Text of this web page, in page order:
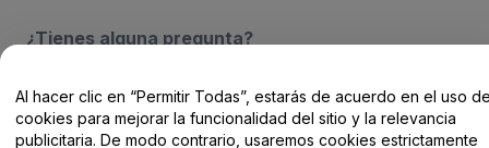
¿Tienes alguna pregunta?
Centro de Ayuda / Contacto
Al hacer clic en “Permitir Todas”, estarás de acuerdo en el uso
cookies para mejorar la funcionalidad del sitio y la relevancia
publicitaria. De modo contrario, usaremos cookies estrictamente